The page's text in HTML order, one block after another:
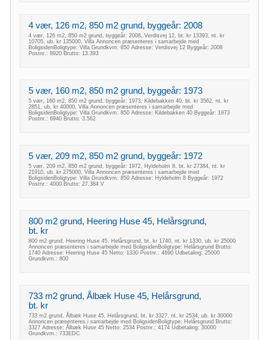
4 vær, 126 m2, 850 m2 grund, byggeår: 2008
4 vær, 126 m2, 850 m2 grund, byggeår: 2008, Verdisvej 12, bt. kr 13393, nt. kr
10705, ub. kr 135000, Villa Annoncen præsenteres i samarbejde med
BoligsidenBoligtype: Villa Grundkvm: 850 Adresse: Verdisvej 12 Byggeår: 2008
Postnr.: 8920 Brutto: 13.393
5 vær, 160 m2, 850 m2 grund, byggeår: 1973
5 vær, 160 m2, 850 m2 grund, byggeår: 1973, Kildebakken 40, bt. kr 3562, nt. kr
2851, ub. kr 40000, Villa Annoncen præsenteres i samarbejde med
BoligsidenBoligtype: Villa Grundkvm: 850 Adresse: Kildebakken 40 Byggeår: 1973
Postnr.: 6940 Brutto: 3.562
5 vær, 209 m2, 850 m2 grund, byggeår: 1972
5 vær, 209 m2, 850 m2 grund, byggeår: 1972, Hyldeholm 8, bt. kr 27384, nt. kr
21910, ub. kr 275000, Villa Annoncen præsenteres i samarbejde med
BoligsidenBoligtype: Villa Grundkvm: 850 Adresse: Hyldeholm 8 Byggeår: 1972
Postnr.: 4000 Brutto: 27.384 V
800 m2 grund, Heering Huse 45, Helårsgrund,
bt. kr
800 m2 grund, Heering Huse 45, Helårsgrund, bt. kr 1740, nt. kr 1330, ub. kr 25000
Annoncen præsenteres i samarbejde med BoligsidenBoligtype: Helårsgrund Brutto:
1740 Adresse: Heering Huse 45 Netto: 1330 Postnr.: 4690 Udbetaling: 25000
Grundkvm.: 800
733 m2 grund, Ålbæk Huse 45, Helårsgrund,
bt. kr
733 m2 grund, Ålbæk Huse 45, Helårsgrund, bt. kr 3327, nt. kr 2534, ub. kr 30000
Annoncen præsenteres i samarbejde med BoligsidenBoligtype: Helårsgrund Brutto:
3327 Adresse: Ålbæk Huse 45 Netto: 2534 Postnr.: 4174 Udbetaling: 30000
Grundkvm.: 733EDC